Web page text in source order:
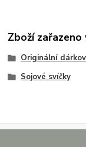
Zboží
Originální
Sojové svíčky